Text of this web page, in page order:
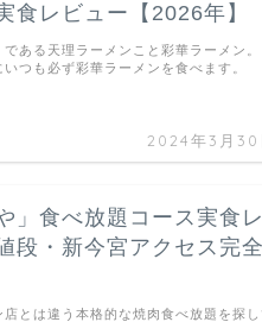
食レビュー【2026年】
2024年3月30
ある天理ラーメンこと彩華ラーメン。
つも必ず彩華ラーメンを食べます。
」食べ放題コース実食レ
段・新今宮アクセス完全
とは違う本格的な焼肉食べ放題を探し